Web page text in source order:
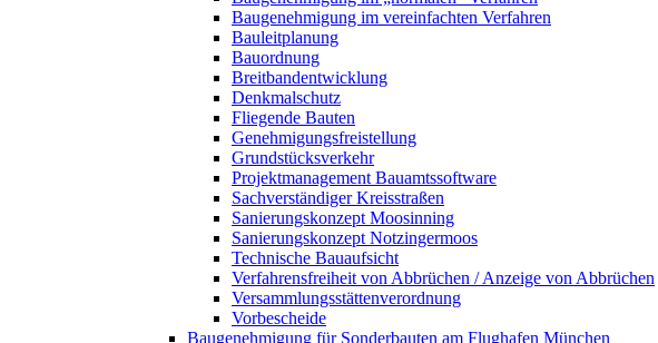
Baugenehmigung im vereinfachten Verfahren
Bauleitplanung
Bauordnung
Breitbandentwicklung
Denkmalschutz
Fliegende Bauten
Genehmigungsfreistellung
Grundstücksverkehr
Projektmanagement Bauamtssoftware
Sachverständiger Kreisstraßen
Sanierungskonzept Moosinning
Sanierungskonzept Notzingermoos
Technische Bauaufsicht
Verfahrensfreiheit von Abbrüchen / Anzeige von Abbrüchen
Versammlungsstättenverordnung
Vorbescheide
Baugenehmigung für Sonderbauten am Flughafen München